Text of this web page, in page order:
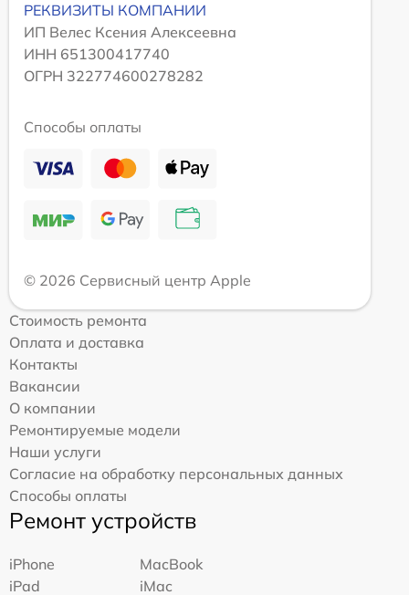
РЕКВИЗИТЫ КОМПАНИИ
ИП Велес Ксения Алексеевна
ИНН 651300417740
ОГРН 322774600278282
Способы оплаты
© 2026 Сервисный центр Apple
Стоимость ремонта
Оплата и доставка
Контакты
Вакансии
О компании
Ремонтируемые модели
Наши услуги
Согласие на обработку персональных данных
Способы оплаты
Ремонт устройств
iPhone
MacBook
iPad
iMac